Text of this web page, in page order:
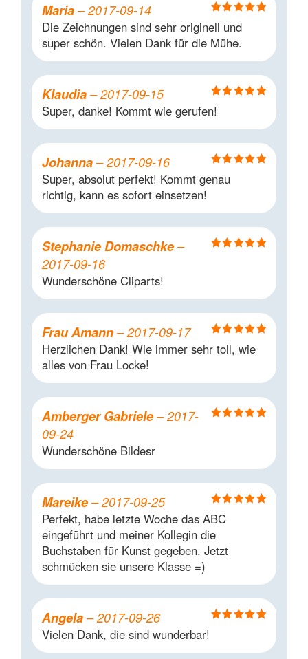
Bewertet mit
5von 5
Maria– 2017-09-14
Die Zeichnungen sind sehr originell und
super schön. Vielen Dank für die Mühe.
Bewertet mit
5
Klaudia– 2017-09-15
Super, danke! Kommt wie gerufen!
5von 5
Johanna– 2017-09-16
Super, absolut perfekt! Kommt genau
richtig, kann es sofort einsetzen!
Stephanie Domaschke–
2017-09-16
Wunderschöne Cliparts!
Bewertet mit
5 von 5
Frau Amann– 2017-09-17
Herzlichen Dank! Wie immer sehr toll, wie
alles von Frau Locke!
Amberger Gabriele– 2017-
09-24
Wunderschöne Bildesr
Bewertet mit
5von 5
Mareike– 2017-09-25
Perfekt, habe letzte Woche das ABC
eingeführt und meiner Kollegin die
Buchstaben für Kunst gegeben. Jetzt
schmücken sie unsere Klasse =)
Angela– 2017-09-26
Vielen Dank, die sind wunderbar!